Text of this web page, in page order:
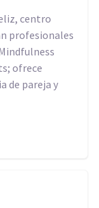
centro
profesionales
ofrece
de pareja y